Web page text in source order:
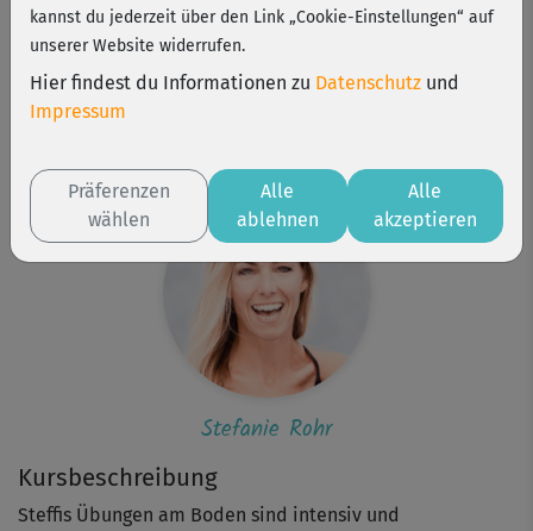
Kursbeschreibung
Steffis Übungen am Boden sind intensiv und
Stefanie Rohr
Bauch-weg
Stefanie Rohr
kannst du jederzeit über den Link „Cookie-Einstellungen“ auf
unserer Website widerrufen.
Hier findest du Informationen zu Datenschutz und
Impressum
Präferenzen
wählen
Alle
ablehnen
Alle
akzeptieren